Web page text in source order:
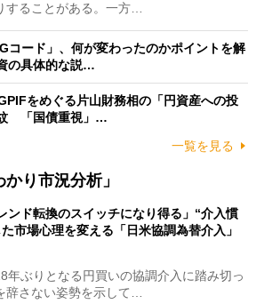
することがある。一方…
コード」、何が変わったのかポイントを解
の具体的な説…
をめぐる片山財務相の「円資産への投
「国債重視」…
一覧を見る
り市況分析」
ンド転換のスイッチになり得る」“介入慣
市場心理を変える「日米協調為替介入」
ぶりとなる円買いの協調介入に踏み切っ
辞さない姿勢を示して…